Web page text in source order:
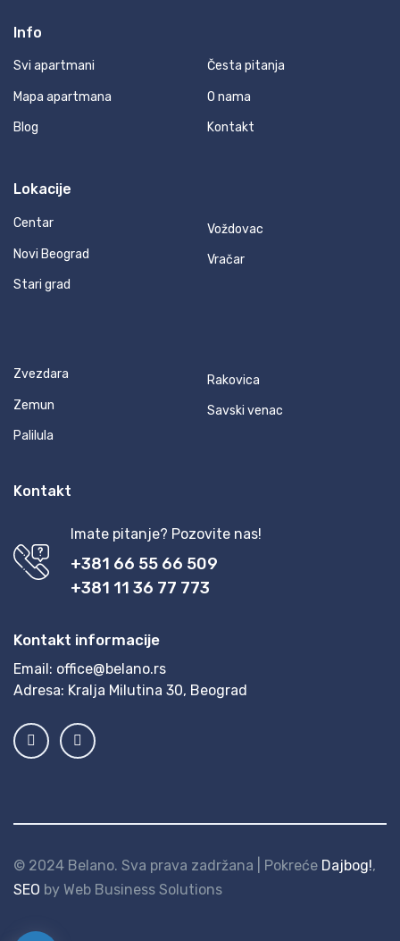
Info
Svi apartmani
Mapa apartmana
Blog
Česta pitanja
O nama
Kontakt
Lokacije
Centar
Novi Beograd
Stari grad
Voždovac
Vračar
Zvezdara
Zemun
Palilula
Rakovica
Savski venac
Kontakt
Imate pitanje? Pozovite nas!
+381 66 55 66 509
+381 11 36 77 773
Kontakt informacije
Email: office@belano.rs
Adresa: Kralja Milutina 30, Beograd
© 2024 Belano. Sva prava zadržana | Pokreće Dajbog!,
SEO by Web Business Solutions